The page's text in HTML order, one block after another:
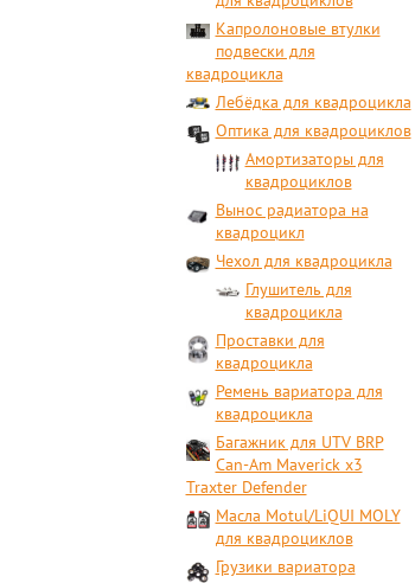
Капролоновые втулки
подвески для
квадроцикла
Лебёдка для квадроцикла
Оптика для квадроциклов
Амортизаторы для
квадроциклов
Вынос радиатора на
квадроцикл
Чехол для квадроцикла
Глушитель для
квадроцикла
Проставки для
квадроцикла
Ремень вариатора для
квадроцикла
Багажник для UTV BRP
Can-Am Maverick x3
Traxter Defender
Масла Motul/LiQUI MOLY
для квадроциклов
Грузики вариатора